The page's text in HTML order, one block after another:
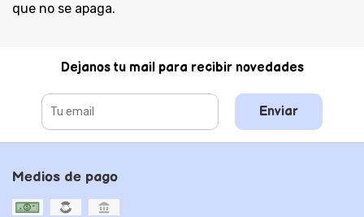
que no se apaga.
Dejanos tu mail para recibir novedades
Enviar
Medios de pago